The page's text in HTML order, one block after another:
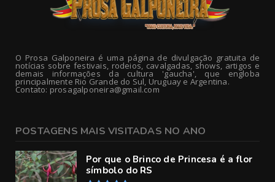
O Prosa Galponeira é uma página de divulgação gratuita de
notícias sobre festivais, rodeios, cavalgadas, shows, artigos e
demais informações da cultura 'gaucha', que engloba
principalmente Rio Grande do Sul, Uruguay e Argentina.
Contato: prosagalponeira@gmail.com
POSTAGENS MAIS VISITADAS NO ANO
Por que o Brinco de Princesa é a flor
símbolo do RS